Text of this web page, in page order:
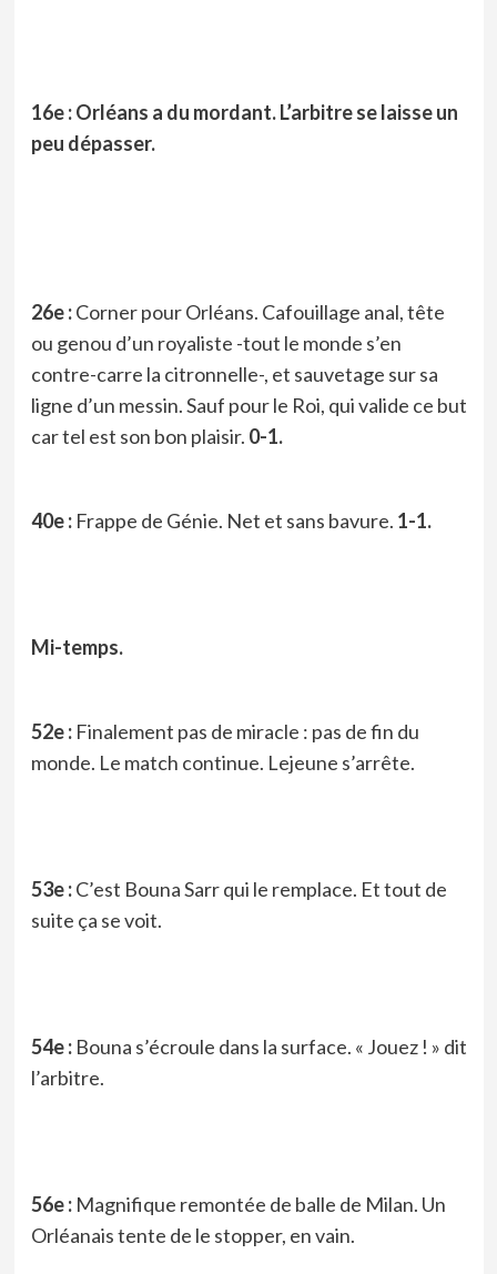
16e : Orléans a du mordant. L’arbitre se laisse un
peu dépasser.
26e :Corner pour Orléans. Cafouillage anal, tête
ou genou d’un royaliste -tout le monde s’en
contre-carre la citronnelle-, et sauvetage sur sa
ligne d’un messin. Sauf pour le Roi, qui valide ce but
car tel est son bon plaisir. 0-1.
40e : Frappe de Génie. Net et sans bavure. 1-1.
Mi-temps.
52e : Finalement pas de miracle : pas de fin du
monde. Le match continue. Lejeune s’arrête.
53e :C’est Bouna Sarr qui le remplace. Et tout de
suite ça se voit.
54e : Bouna s’écroule dans la surface. « Jouez ! » dit
l’arbitre.
56e : Magnifique remontée de balle de Milan. Un
Orléanais tente de le stopper, en vain.